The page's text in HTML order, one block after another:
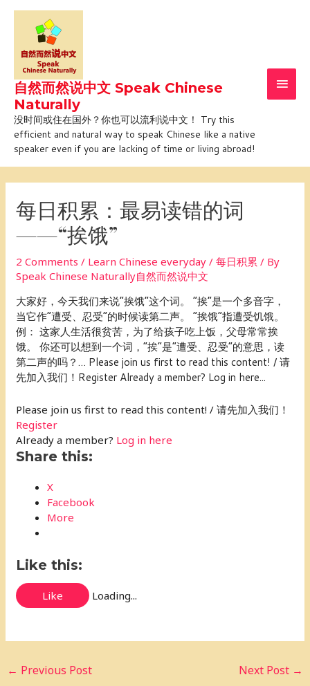
Skip
content
自然而然说中文 Speak Chinese
Naturally
没时间或住在国外？你也可以流利说中文！ Try this
efficient and natural way to speak Chinese like a native
speaker even if you are lacking of time or living abroad!
每日积累：最易读错的词
——“挨饿”
2 Comments / Learn Chinese everyday / 每日积累 / By
Speak Chinese Naturally自然而然说中文
大家好，今天我们来说“挨饿”这个词。 “挨”是一个多音字，
当它作“遭受、忍受”的时候读第二声。 “挨饿”指遭受饥饿。
例： 这家人生活很贫苦，为了给孩子吃上饭，父母常常挨
饿。 你还可以想到一个词，“挨”是“遭受、忍受”的意思，读
第二声的吗？… Please join us first to read this content! / 请
先加入我们！Register Already a member? Log in here...
Please join us first to read this content! / 请先加入我们！
Register
Already a member? Log in here
Share this:
X
Facebook
More
Like this:
Like Loading...
← Previous Post Next Post →